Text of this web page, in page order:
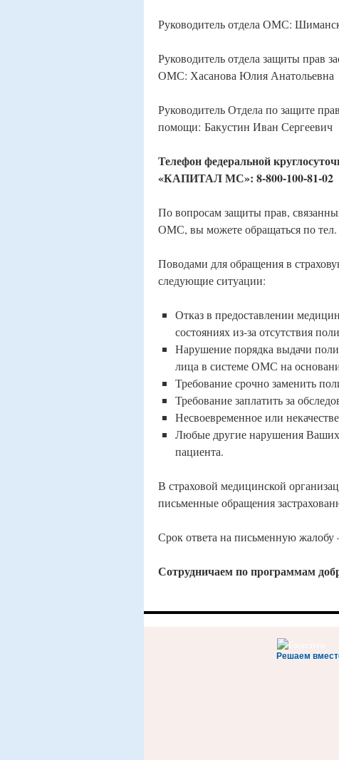
Руководитель отдела ОМС:
Руководитель отдела защиты
ОМС: Хасанова Юлия Анатольевна
Руководитель Отдела по защите
помощи: Бакустин Иван Сергеевич
Телефон федеральной
«КАПИТАЛ МС»: 8-800-100-81-02
По вопросам защиты прав,
ОМС, вы можете обращаться по тел.
Поводами для обращения в
следующие ситуации:
Отказ в предоставлении
состояниях из-за отсутствия
Нарушение порядка выдачи
лица в системе ОМС на
Требование срочно заменить
Требование заплатить за
Несвоевременное или
Любые другие нарушения Ваших
пациента.
В страховой медицинской
письменные обращения
Срок ответа на письменную жалобу
Сотрудничаем по программам
Решаем